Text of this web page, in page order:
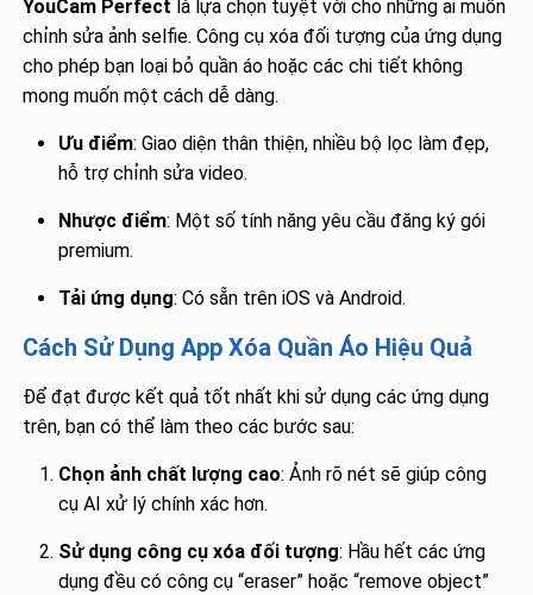
YouCam Perfect là lựa chọn tuyệt vời cho những ai muốn
chỉnh sửa ảnh selfie. Công cụ xóa đối tượng của ứng dụng
cho phép bạn loại bỏ quần áo hoặc các chi tiết không
mong muốn một cách dễ dàng.
Ưu điểm: Giao diện thân thiện, nhiều bộ lọc làm đẹp,
hỗ trợ chỉnh sửa video.
Nhược điểm: Một số tính năng yêu cầu đăng ký gói
premium.
Tải ứng dụng: Có sẵn trên iOS và Android.
Cách Sử Dụng App Xóa Quần Áo Hiệu Quả
Để đạt được kết quả tốt nhất khi sử dụng các ứng dụng
trên, bạn có thể làm theo các bước sau:
Chọn ảnh chất lượng cao: Ảnh rõ nét sẽ giúp công
cụ AI xử lý chính xác hơn.
Sử dụng công cụ xóa đối tượng: Hầu hết các ứng
dụng đều có công cụ “eraser” hoặc “remove object”